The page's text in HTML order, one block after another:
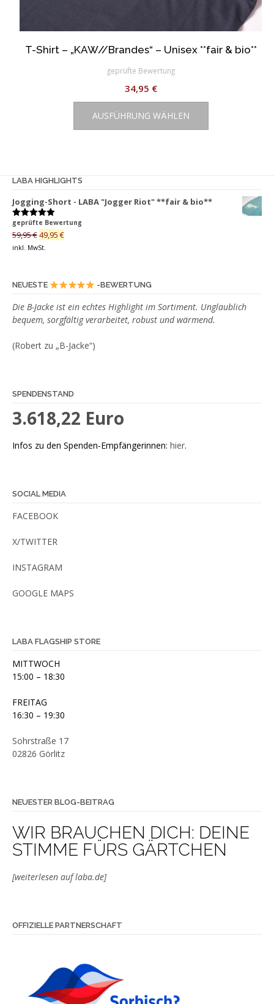
T-Shirt – „KAW//Brandes“ – Unisex **fair & bio**
geprüfte Bewertung
34,95 €
AUSFÜHRUNG WÄHLEN
Dieses
weist
Optionen
LABA HIGHLIGHTS
Jogging-Short - LABA "Jogger Riot" **fair & bio**
Bewertet
mit5.00
von 5
geprüfte Bewertung
59,95€Ursprünglicher
Preis
49,95 €Aktueller
inkl. MwSt.
NEUESTE -BEWERTUNG
Die B-Jacke ist ein echtes Highlight im Sortiment. Unglaublich
bequem, sorgfältig verarbeitet, robust und wärmend.
(Robert zu „B-Jacke“)
SPENDENSTAND
3.618,22 Euro
Infos zu den Spenden-Empfängerinnen: hier.
SOCIAL MEDIA
FACEBOOK
X/TWITTER
INSTAGRAM
GOOGLE MAPS
LABA FLAGSHIP STORE
MITTWOCH
15:00 – 18:30
FREITAG
16:30 – 19:30
Sohrstraße 17
02826 Görlitz
NEUESTER BLOG-BEITRAG
WIR BRAUCHEN DICH: DEINE
STIMME FÜRS GÄRTCHEN
[weiterlesen auf laba.de]
OFFIZIELLE PARTNERSCHAFT